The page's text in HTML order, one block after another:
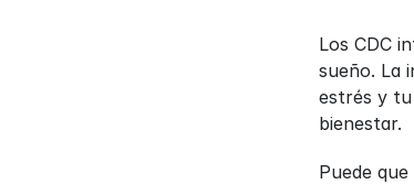
Los CDC
sueño. La
estrés y tu
bienestar.
Puede